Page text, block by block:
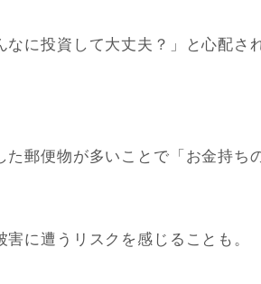
に投資して大丈夫？」と心配さ
た郵便物が多いことで「お金持ち
害に遭うリスクを感じることも。